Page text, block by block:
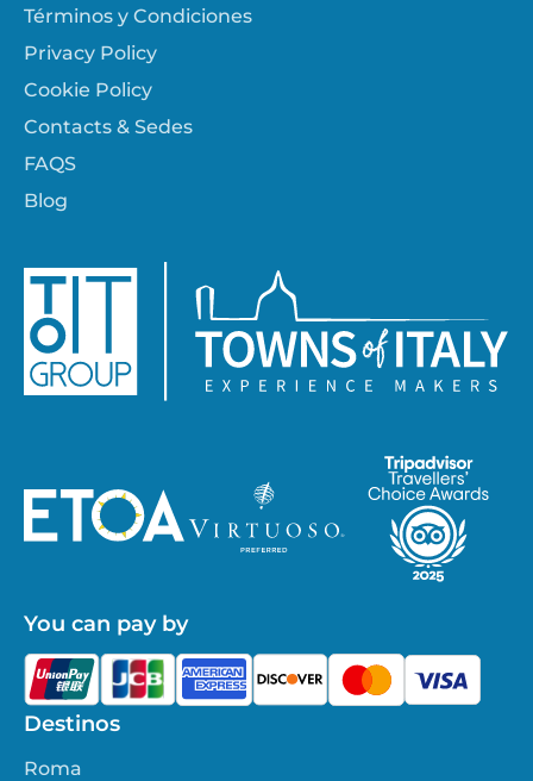
Destinos
Roma
Términos y Condiciones
Privacy Policy
Cookie Policy
Contacts & Sedes
FAQS
Blog
You can pay by